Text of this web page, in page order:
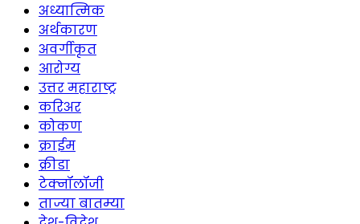
अध्यात्मिक
अर्थकारण
अवर्गीकृत
आरोग्य
उत्तर महाराष्ट्र
करिअर
कोकण
क्राईम
क्रीडा
टेक्नॉलॉजी
ताज्या बातम्या